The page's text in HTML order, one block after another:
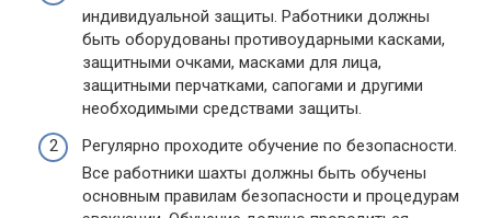
индивидуальной защиты. Работники должны
быть оборудованы противоударными касками,
защитными очками, масками для лица,
защитными перчатками, сапогами и другими
необходимыми средствами защиты.
Регулярно проходите обучение по безопасности.
Все работники шахты должны быть обучены
основным правилам безопасности и процедурам